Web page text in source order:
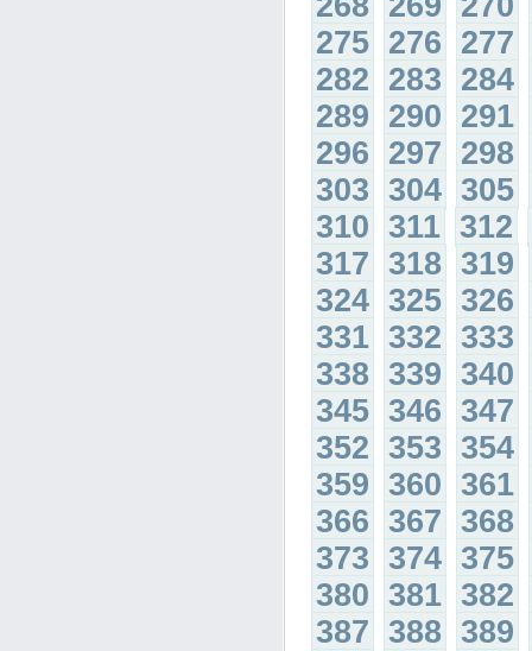
275 276 277
282 283 284
289 290 291
296 297 298
303 304 305
310 311 312
317 318 319
324 325 326
331 332 333
338 339 340
345 346 347
352 353 354
359 360 361
366 367 368
373 374 375
380 381 382
387 388 389